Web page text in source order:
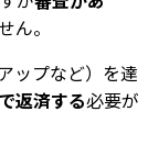
ん。
ップなど）を達
返済する必要が